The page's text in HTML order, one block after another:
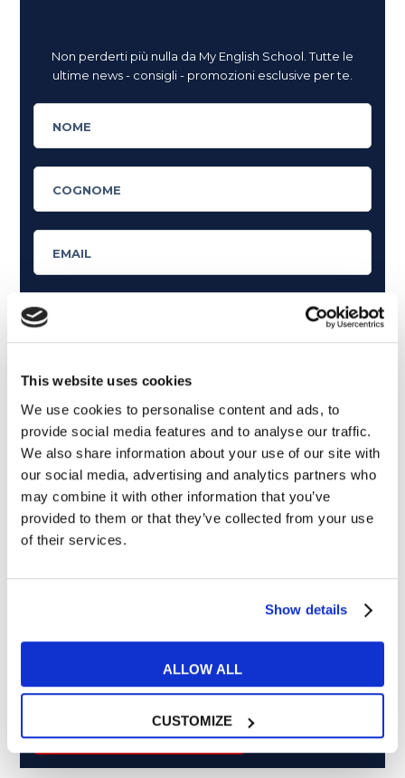
This website uses cookies
We use cookies to personalise content and ads, to
provide social media features and to analyse our traffic.
We also share information about your use of our site with
our social media, advertising and analytics partners who
may combine it with other information that you’ve
provided to them or that they’ve collected from your use
of their services.
Show details
ALLOW ALL
CUSTOMIZE
Non perderti più nulla da My English School. Tutte le
ultime news - consigli - promozioni esclusive per te.
Cosa ti piace leggere?
Articoli dedicati alla grammatica inglese
Articoli dedicati a inglese nel mondo del lavoro
Articoli con tips e new sulla lingua inglese
Articoli divertenti su film e musica
al trattamento dei miei dati personali in conformità
relative ai prodotti e servizi a marchio MyES
** le sedi contrassegnate con * offrono sempre solo corsi online
RICHIEDI INFORMAZIONI